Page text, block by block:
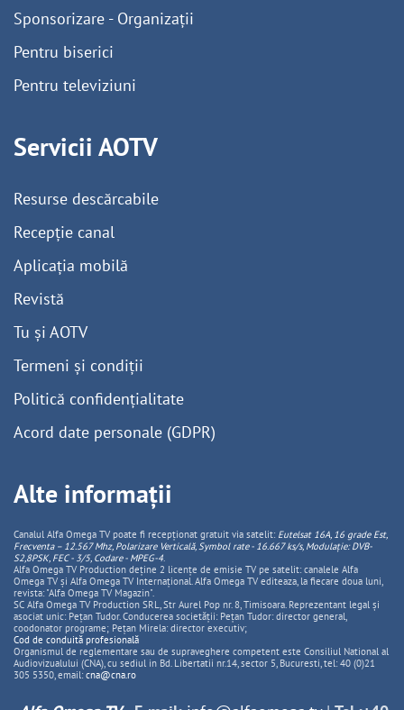
Sponsorizare - Organizații
Pentru biserici
Pentru televiziuni
Servicii AOTV
Resurse descărcabile
Recepție canal
Aplicația mobilă
Revistă
Tu și AOTV
Termeni și condiții
Politică confidențialitate
Acord date personale (GDPR)
Alte informații
Canalul Alfa Omega TV poate fi recepționat gratuit via satelit: Eutelsat 16A, 16 grade Est,
Frecventa – 12.567 Mhz, PolarizareVerticală, Symbol rate - 16.667 ks/s, Modulație: DVB-
S2,8PSK, FEC - 3/5, Codare - MPEG-4.
Alfa Omega TV Production deține 2 licențe de emisie TV pe satelit: canalele Alfa
Omega TV și Alfa Omega TV Internațional. Alfa Omega TV editeaza, la fiecare doua luni,
revista: "Alfa Omega TV Magazin".
SC Alfa Omega TV Production SRL, Str Aurel Pop nr. 8, Timisoara. Reprezentant legal și
asociat unic: Pețan Tudor. Conducerea societății: Pețan Tudor: director general,
coodonator programe; Pețan Mirela: director executiv;
Cod de conduită profesională
Organismul de reglementare sau de supraveghere competent este Consiliul National al
Audiovizualului (CNA), cu sediul in Bd. Libertatii nr.14, sector 5, Bucuresti, tel: 40 (0)21
305 5350, email: cna@cna.ro